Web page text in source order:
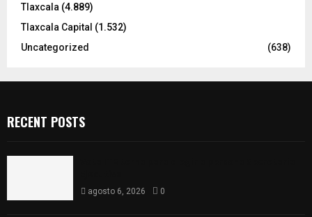
Tlaxcala (4.889)
Tlaxcala Capital (1.532)
Uncategorized
(638)
RECENT POSTS
agosto 6, 2026 0